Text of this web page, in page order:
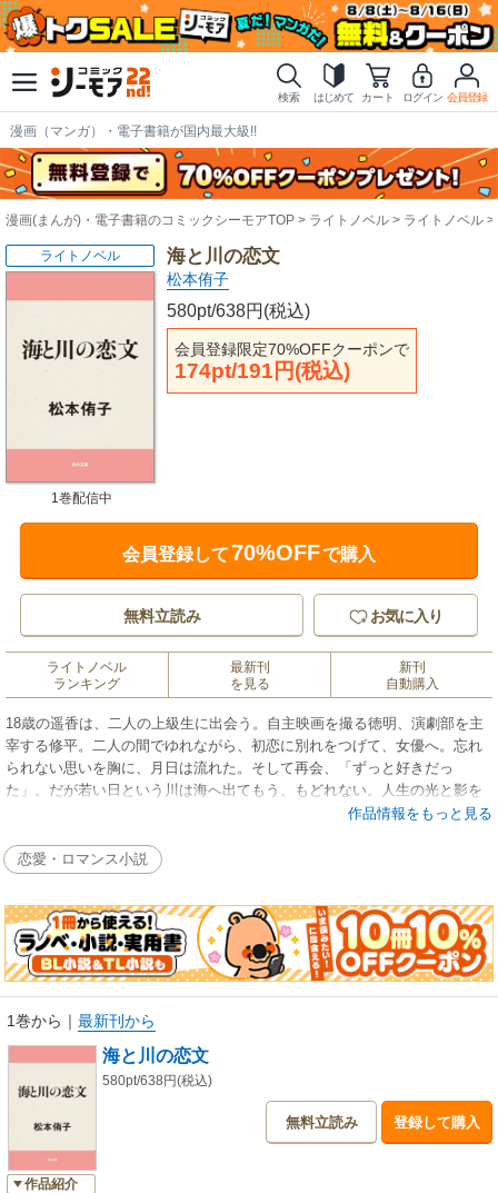
検索 はじめて カート ログイン 会員登録
漫画（マンガ）・電子書籍が国内最大級!!
漫画(まんが)・電子書籍のコミックシーモアTOP ライトノベル ライトノベル
海と川の恋文
松本侑子
580pt/638円(税込)
会員登録限定70%OFFクーポンで
174pt/191円(税込)
ライトノベル
1巻配信中
会員登録して70%OFFで購入
無料立読み お気に入り
ライトノベル
ランキング
最新刊
を見る
新刊
自動購入
18歳の遥香は、二人の上級生に出会う。自主映画を撮る徳明、演劇部を主
宰する修平。二人の間でゆれながら、初恋に別れをつげて、女優へ。忘れ
られない思いを胸に、月日は流れた。そして再会、「ずっと好きだっ
た」。だが若い日という川は海へ出てもう、もどれない。人生の光と影を
知り、大人になった三人。全編に流れる、甘く苦い青春の郷愁、大人にな
小説。
作品情報をもっと見る
恋愛・ロマンス小説
1巻から ｜ 最新刊から
作品紹介
海と川の恋文
580pt/638円(税込)
無料立読み 登録して購入